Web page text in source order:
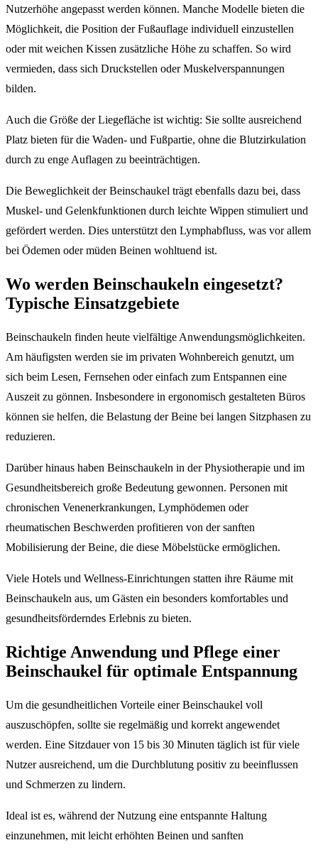
Nutzerhöhe angepasst werden können. Manche Modelle bieten die
Möglichkeit, die Position der Fußauflage individuell einzustellen
oder mit weichen Kissen zusätzliche Höhe zu schaffen. So wird
vermieden, dass sich Druckstellen oder Muskelverspannungen
bilden.
Auch die Größe der Liegefläche ist wichtig: Sie sollte ausreichend
Platz bieten für die Waden- und Fußpartie, ohne die Blutzirkulation
durch zu enge Auflagen zu beeinträchtigen.
Die Beweglichkeit der Beinschaukel trägt ebenfalls dazu bei, dass
Muskel- und Gelenkfunktionen durch leichte Wippen stimuliert und
gefördert werden. Dies unterstützt den Lymphabfluss, was vor allem
bei Ödemen oder müden Beinen wohltuend ist.
Wo werden Beinschaukeln eingesetzt?
Typische Einsatzgebiete
Beinschaukeln finden heute vielfältige Anwendungsmöglichkeiten.
Am häufigsten werden sie im privaten Wohnbereich genutzt, um
sich beim Lesen, Fernsehen oder einfach zum Entspannen eine
Auszeit zu gönnen. Insbesondere in ergonomisch gestalteten Büros
können sie helfen, die Belastung der Beine bei langen Sitzphasen zu
reduzieren.
Darüber hinaus haben Beinschaukeln in der Physiotherapie und im
Gesundheitsbereich große Bedeutung gewonnen. Personen mit
chronischen Venenerkrankungen, Lymphödemen oder
rheumatischen Beschwerden profitieren von der sanften
Mobilisierung der Beine, die diese Möbelstücke ermöglichen.
Viele Hotels und Wellness-Einrichtungen statten ihre Räume mit
Beinschaukeln aus, um Gästen ein besonders komfortables und
gesundheitsförderndes Erlebnis zu bieten.
Richtige Anwendung und Pflege einer
Beinschaukel für optimale Entspannung
Um die gesundheitlichen Vorteile einer Beinschaukel voll
auszuschöpfen, sollte sie regelmäßig und korrekt angewendet
werden. Eine Sitzdauer von 15 bis 30 Minuten täglich ist für viele
Nutzer ausreichend, um die Durchblutung positiv zu beeinflussen
und Schmerzen zu lindern.
Ideal ist es, während der Nutzung eine entspannte Haltung
einzunehmen, mit leicht erhöhten Beinen und sanften